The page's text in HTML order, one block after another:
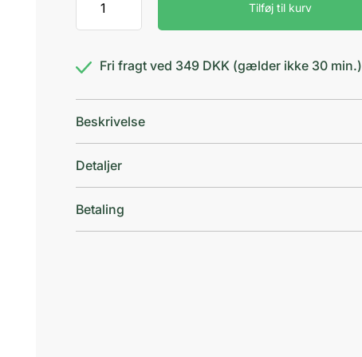
I
8
Tilføj til kurv
Fri fragt ved 349 DKK (gælder ikke 30 min.)
Beskrivelse
Detaljer
Betaling